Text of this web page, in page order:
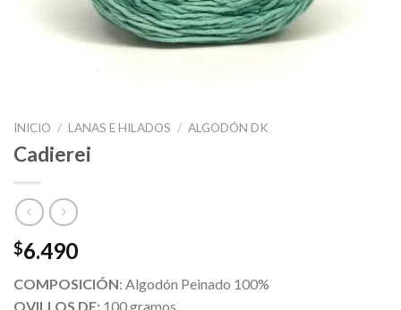
INICIO / LANAS E HILADOS / ALGODÓN DK
Cadierei
$6.490
COMPOSICIÓN: Algodón Peinado 100%
OVILLOS DE: 100 gramos